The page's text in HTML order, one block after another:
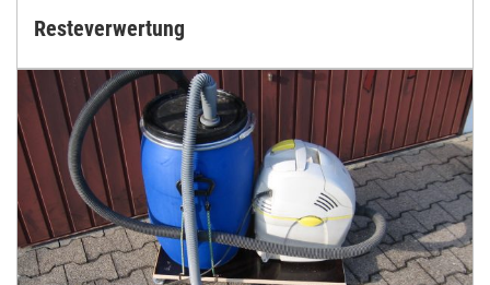
Resteverwertung